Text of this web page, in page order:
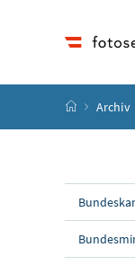
Startseite
Archiv